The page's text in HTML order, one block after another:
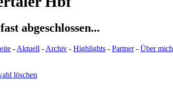
abgeschlossen...
- Aktuell - Archiv - Highlights - Partner- Über mich